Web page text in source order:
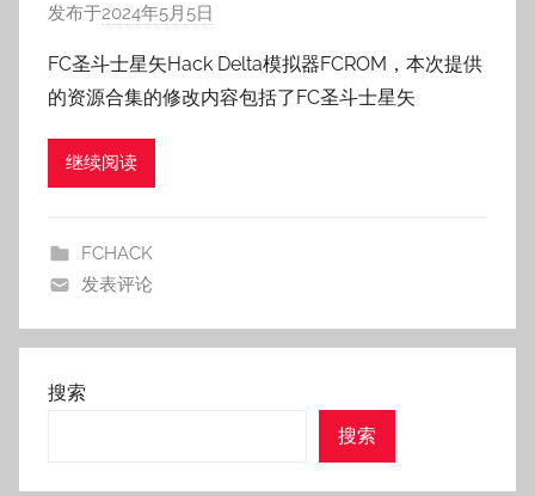
发布于2024年5月5日
老
FC圣斗士星矢Hack Delta模拟器FCROM，本次提供
的资源合集的修改内容包括了FC圣斗士星矢
继续阅读
FCHACK
发表评论
搜索
搜索